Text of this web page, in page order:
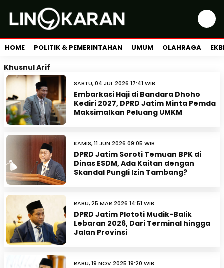
HOME POLITIK & PEMERINTAHAN UMUM OLAHRAGA
Khusnul Arif
SABTU, 04 JUL 2026 17:41 WIB
Embarkasi Haji di Bandara Dhoho
Kediri 2027, DPRD Jatim Minta Pemda
Maksimalkan Peluang UMKM
KAMIS, 11 JUN 2026 09:05 WIB
DPRD Jatim Soroti Temuan BPK di
Dinas ESDM, Ada Kaitan dengan
Skandal Pungli Izin Tambang?
RABU, 25 MAR 2026 14:51 WIB
DPRD Jatim Plototi Mudik-Balik
Lebaran 2026, Dari Terminal hingga
Jalan Provinsi
RABU, 19 NOV 2025 19:20 WIB